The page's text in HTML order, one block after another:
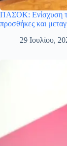
ΠΑΣΟΚ: Ενίσχυση
προσθήκες και
29 Ιουλίου,